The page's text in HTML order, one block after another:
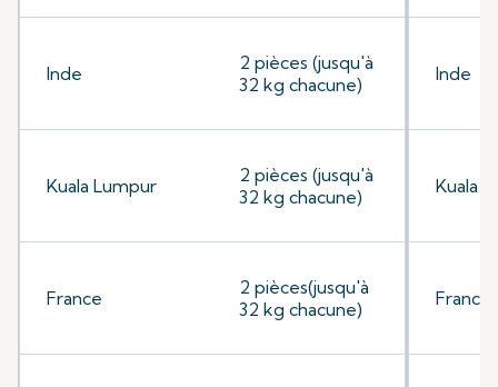
Inde
2 pièces (jusqu'à
32 kg chacune)
Kuala Lumpur
2 pièces (jusqu'à
32 kg chacune)
France
2 pièces(jusqu'à
32 kg chacune)
Inde
Kuala
France